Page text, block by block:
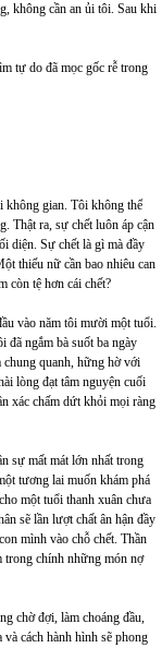
không cần an ủi tôi. Sau khi
tự do đã mọc gốc rễ trong
không gian. Tôi không thể
Thật ra, sự chết luôn áp cận
diện. Sự chết là gì mà đầy
thiếu nữ cần bao nhiêu can
còn tệ hơn cái chết?
vào năm tôi mười một tuổi.
đã ngắm bà suốt ba ngày
quanh, hững hờ với
lòng đạt tâm nguyện cuối
xác chấm dứt khỏi mọi ràng
sự mất mát lớn nhất trong
tương lai muốn khám phá
một tuổi thanh xuân chưa
sẽ lần lượt chất ân hận đầy
mình vào chỗ chết. Thần
trong chính những món nợ
chờ đợi, làm choáng đầu,
cách hành hình sẽ phong